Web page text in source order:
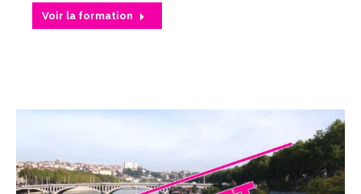
Voir la formation